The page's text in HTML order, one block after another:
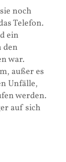
noch
Telefon.
ein
den
war.
außer es
Unfälle,
werden.
auf sich